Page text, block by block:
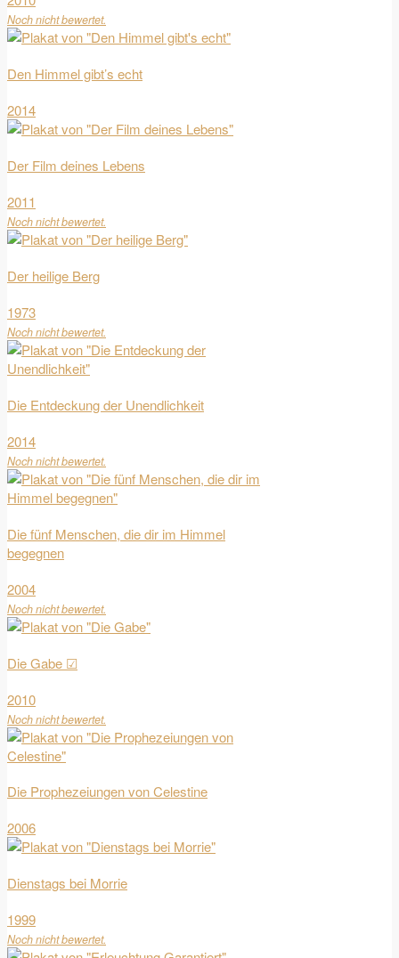
Noch nicht bewertet.
Den Himmel gibt’s echt
2014
Der Film deines Lebens
2011
Noch nicht bewertet.
Der heilige Berg
1973
Noch nicht bewertet.
Die Entdeckung der Unendlichkeit
2014
Noch nicht bewertet.
Die fünf Menschen, die dir im Himmel
begegnen
2004
Noch nicht bewertet.
Die Gabe ☑
2010
Noch nicht bewertet.
Die Prophezeiungen von Celestine
2006
Dienstags bei Morrie
1999
Noch nicht bewertet.